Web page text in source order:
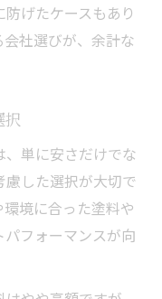
げたケースもあり
社選びが、余計な
択
単に安さだけでな
した選択が大切で
境に合った塗料や
フォーマンスが向